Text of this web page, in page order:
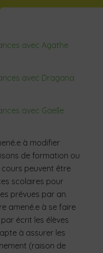
avec Agathe
avec Dragana
avec Gaelle
à modifier
de formation ou
peuvent être
scolaires pour
prévues par an.
amené.e à se faire
écrit les élèves
à assurer les
(raison de